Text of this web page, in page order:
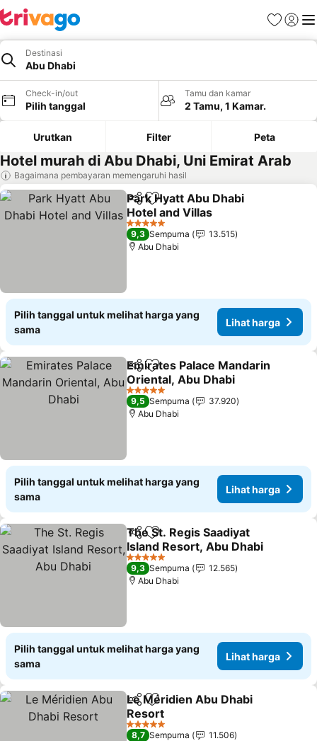
FavoritLogin
Destinasi
Abu Dhabi
Check-in/out
Pilih tanggal
Tamu dan kamar
2 Tamu, 1 Kamar.
Urutkan Filter Peta
Hotel murah di Abu Dhabi, Uni Emirat Arab
Bagaimana pembayaran memengaruhi hasil
BagikanTambahkan ke favorit
Park Hyatt Abu Dhabi
Hotel and Villas
5 Bintang
9,3 Sempurna
13.515
Abu Dhabi
Pilih tanggal untuk melihat harga yang
sama
Lihat harga
BagikanTambahkan ke favorit
Emirates Palace Mandarin
Oriental, Abu Dhabi
5 Bintang
9,5 Sempurna
37.920
Abu Dhabi
Pilih tanggal untuk melihat harga yang
sama
Lihat harga
BagikanTambahkan ke favorit
The St. Regis Saadiyat
Island Resort, Abu Dhabi
5 Bintang
9,3 Sempurna
12.565
Abu Dhabi
Pilih tanggal untuk melihat harga yang
sama
Lihat harga
BagikanTambahkan ke favorit
Le Méridien Abu Dhabi
Resort
5 Bintang
8,7 Sempurna
11.506